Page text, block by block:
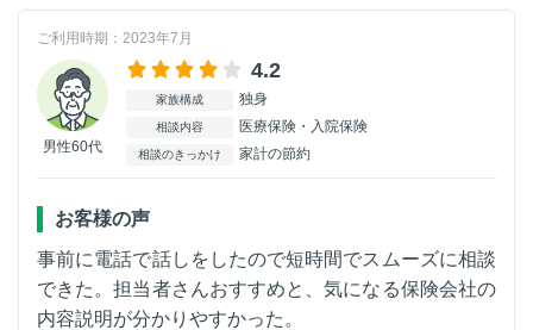
ご利用時期：2023年7月
男性60代
4.2
家族構成 独身
相談内容 医療保険・入院保険
相談のきっかけ 家計の節約
お客様の声
事前に電話で話しをしたので短時間でスムーズに相談
できた。担当者さんおすすめと、気になる保険会社の
内容説明が分かりやすかった。